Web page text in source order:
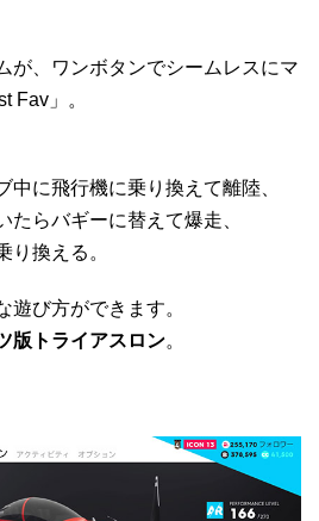
が、ワンボタンでシームレスにマ
Fav」。
中に飛行機に乗り換えて離陸、
たらバギーに替えて爆走、
り換える。
遊び方ができます。
版トライアスロン。